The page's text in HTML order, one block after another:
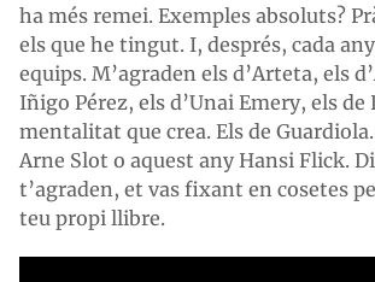
ha més remei. Exemples absoluts?
els que he tingut. I, després, cada
equips. M’agraden els d’Arteta, els
Iñigo Pérez, els d’Unai Emery, els
mentalitat que crea. Els de
Arne Slot o aquest any Hansi Flick.
t’agraden, et vas fixant en cosetes
teu propi llibre.